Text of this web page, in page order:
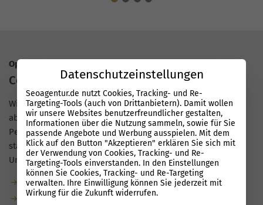
Optimierung für Google & KI
Content der performt
Wir schreibenSEO-Texte mit echtem Mehrwert, die Leser
abholen und Suchintentionen sauber treffen. Mit der
Performance Suite entstehen Inhalte, die schneller und
stabiler in Google und KI-Suchen sichtbar werden, auch für
Unternehmen in Taunusstein.
Garantierte Textmenge durch unsere Redaktion
Bis zu 80 % weniger Aufwand dank KI
Datenschutzeinstellungen
Seoagentur.de nutzt Cookies, Tracking- und Re-
Targeting-Tools (auch von Drittanbietern). Damit wollen
wir unsere Websites benutzerfreundlicher gestalten,
Informationen über die Nutzung sammeln, sowie für Sie
passende Angebote und Werbung ausspielen. Mit dem
Klick auf den Button "Akzeptieren" erklären Sie sich mit
der Verwendung von Cookies, Tracking- und Re-
Targeting-Tools einverstanden. In den Einstellungen
können Sie Cookies, Tracking- und Re-Targeting
verwalten. Ihre Einwilligung können Sie jederzeit mit
Wirkung für die Zukunft widerrufen.